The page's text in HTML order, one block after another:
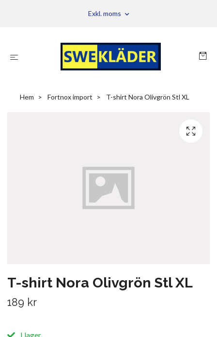
Exkl. moms
Hem Fortnox import T-shirt Nora Olivgrön Stl XL
T-shirt Nora Olivgrön Stl XL
189 kr
I lager.